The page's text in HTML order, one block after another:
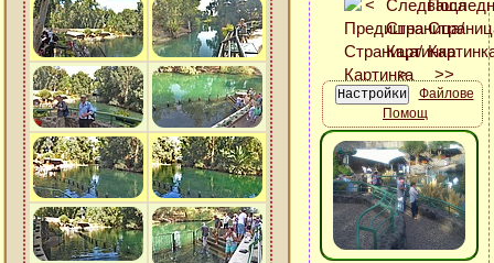
Файлове
Помощ